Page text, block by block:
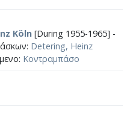
Köln [During 1955-1965] -
Detering, Heinz
Κοντραμπάσο